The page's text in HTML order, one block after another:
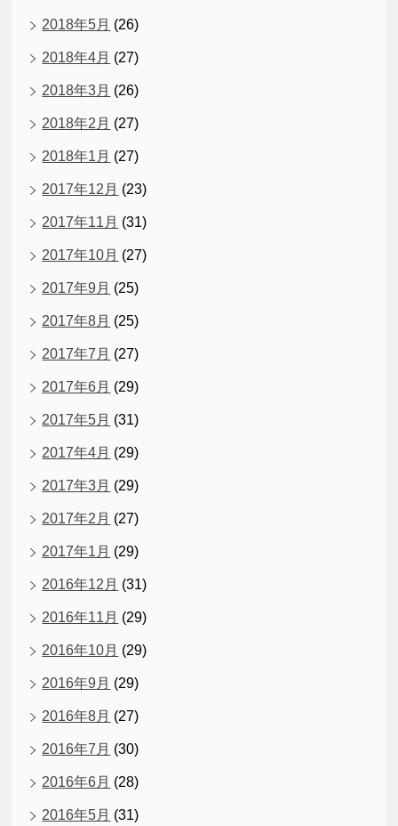
2018年5月 (26)
2018年4月 (27)
2018年3月 (26)
2018年2月 (27)
2018年1月 (27)
2017年12月 (23)
2017年11月 (31)
2017年10月 (27)
2017年9月 (25)
2017年8月 (25)
2017年7月 (27)
2017年6月 (29)
2017年5月 (31)
2017年4月 (29)
2017年3月 (29)
2017年2月 (27)
2017年1月 (29)
2016年12月 (31)
2016年11月 (29)
2016年10月 (29)
2016年9月 (29)
2016年8月 (27)
2016年7月 (30)
2016年6月 (28)
2016年5月 (31)